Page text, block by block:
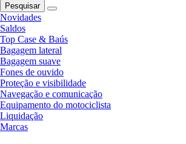
Pesquisar
Novidades
Saldos
Top Case & Baús
Bagagem lateral
Bagagem suave
Fones de ouvido
Proteção e visibilidade
Navegação e comunicação
Equipamento do motociclista
Liquidação
Marcas